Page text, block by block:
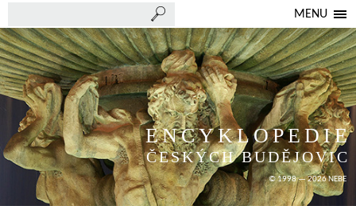
MENU
ENCYKLOPEDIE
ČESKÝCH BUDĚJOVIC
© 1998 — 2026 NEBE